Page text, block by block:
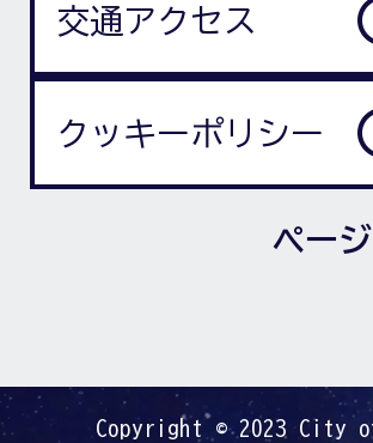
交通アクセス
クッキーポリシー
ペー
Copyright © 2023 City